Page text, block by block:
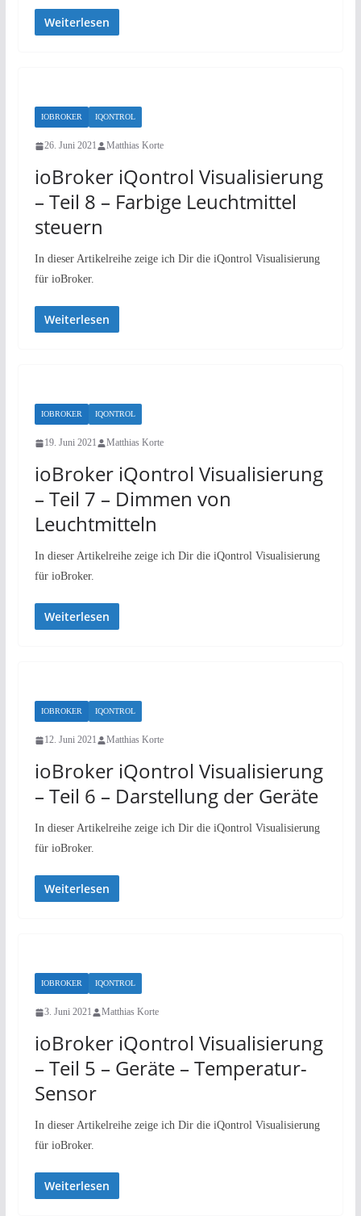
Weiterlesen
IOBROKER IQONTROL
26. Juni 2021 Matthias Korte
ioBroker iQontrol Visualisierung
– Teil 8 – Farbige Leuchtmittel
steuern
In dieser Artikelreihe zeige ich Dir die iQontrol Visualisierung
für ioBroker.
Weiterlesen
IOBROKER IQONTROL
19. Juni 2021 Matthias Korte
ioBroker iQontrol Visualisierung
– Teil 7 – Dimmen von
Leuchtmitteln
In dieser Artikelreihe zeige ich Dir die iQontrol Visualisierung
für ioBroker.
Weiterlesen
IOBROKER IQONTROL
12. Juni 2021 Matthias Korte
ioBroker iQontrol Visualisierung
– Teil 6 – Darstellung der Geräte
In dieser Artikelreihe zeige ich Dir die iQontrol Visualisierung
für ioBroker.
Weiterlesen
IOBROKER IQONTROL
3. Juni 2021 Matthias Korte
ioBroker iQontrol Visualisierung
– Teil 5 – Geräte – Temperatur-
Sensor
In dieser Artikelreihe zeige ich Dir die iQontrol Visualisierung
für ioBroker.
Weiterlesen